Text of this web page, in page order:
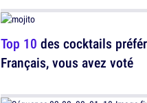
Top 10 des cocktails
Français, vous avez voté